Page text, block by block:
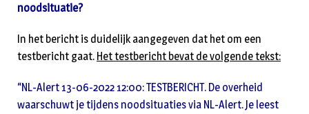
noodsituatie?
In het bericht is duidelijk aangegeven dat het om een
testbericht gaat. Het testbericht bevat de volgende tekst:
“NL-Alert 13-06-2022 12:00: TESTBERICHT. De overheid
waarschuwt je tijdens noodsituaties via NL-Alert. Je leest